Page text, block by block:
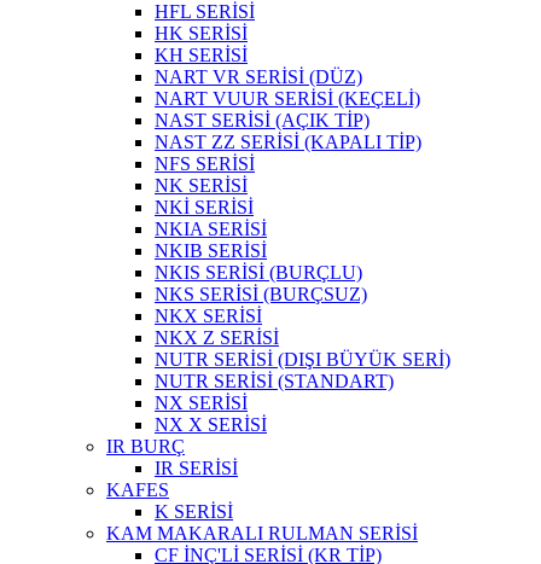
HFL SERİSİ
HK SERİSİ
KH SERİSİ
NART VR SERİSİ (DÜZ)
NART VUUR SERİSİ (KEÇELİ)
NAST SERİSİ (AÇIK TİP)
NAST ZZ SERİSİ (KAPALI TİP)
NFS SERİSİ
NK SERİSİ
NKİ SERİSİ
NKIA SERİSİ
NKIB SERİSİ
NKIS SERİSİ (BURÇLU)
NKS SERİSİ (BURÇSUZ)
NKX SERİSİ
NKX Z SERİSİ
NUTR SERİSİ (DIŞI BÜYÜK SERİ)
NUTR SERİSİ (STANDART)
NX SERİSİ
NX X SERİSİ
IR BURÇ
IR SERİSİ
KAFES
K SERİSİ
KAM MAKARALI RULMAN SERİSİ
CF İNÇ'Lİ SERİSİ (KR TİP)